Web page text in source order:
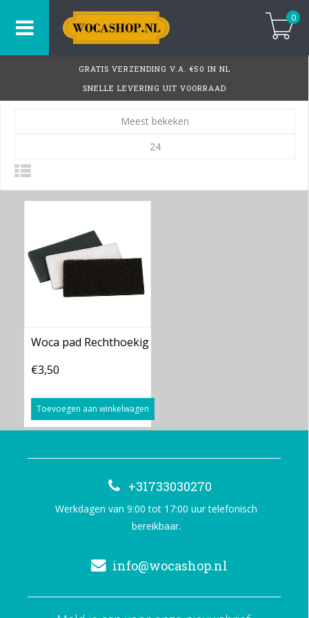
0
GRATIS VERZENDING V.A. €50 IN NL
SNELLE LEVERING UIT VOORRAAD
Meest bekeken
24
Woca pad Rechthoekig
€3,50
Toevoegen aan winkelwagen
+31733030270
Werkdagen van 9:00 tot 17:00 uur telefonisch
bereikbaar.
info@wocashop.nl